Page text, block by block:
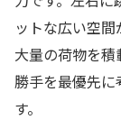
ットな広い空
大量の荷物を
勝手を最優先
す。